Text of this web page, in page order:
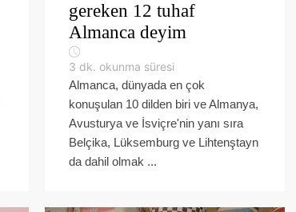
gereken 12 tuhaf
Almanca deyim
3 dk. okunma süresi
Almanca, dünyada en çok
konuşulan 10 dilden biri ve Almanya,
Avusturya ve İsviçre'nin yanı sıra
Belçika, Lüksemburg ve Lihtenştayn
da dahil olmak ...